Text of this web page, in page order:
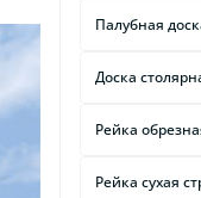
Палубная
Доска
Рейка
Рейка сухая